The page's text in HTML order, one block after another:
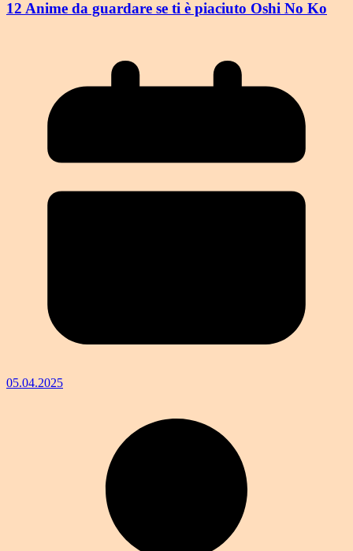
12 Anime da guardare se ti è piaciuto Oshi No Ko
05.04.2025